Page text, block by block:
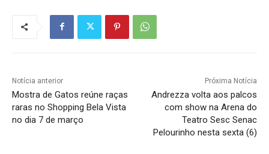
Notícia anterior
Mostra de Gatos reúne raças
raras no Shopping Bela Vista
no dia 7 de março
Próxima Notícia
Andrezza volta aos palcos
com show na Arena do
Teatro Sesc Senac
Pelourinho nesta sexta (6)